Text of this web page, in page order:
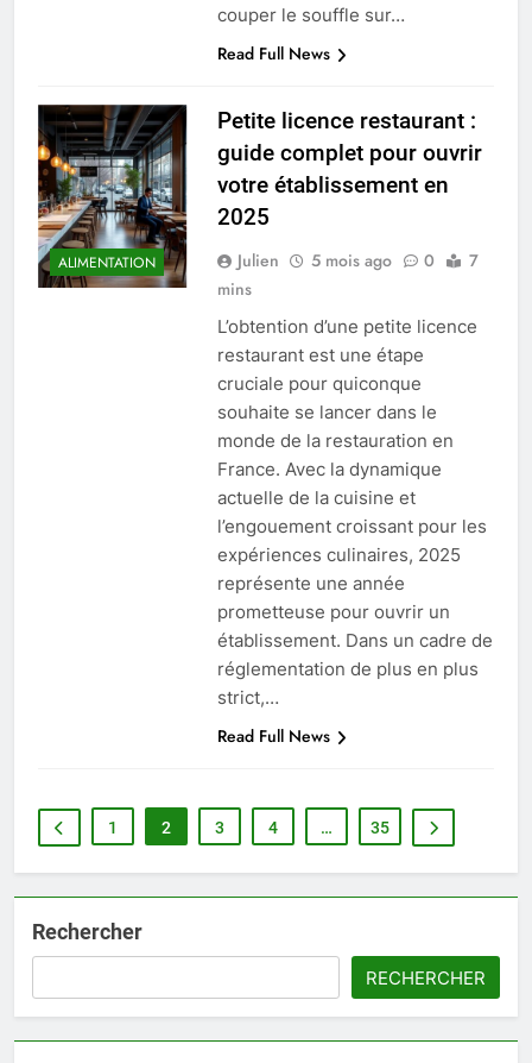
couper le souffle sur…
Read Full News
ALIMENTATION
Petite licence restaurant :
guide complet pour ouvrir
votre établissement en
2025
Julien 5 mois ago 0
7
mins
L’obtention d’une petite licence
restaurant est une étape
cruciale pour quiconque
souhaite se lancer dans le
monde de la restauration en
France. Avec la dynamique
actuelle de la cuisine et
l’engouement croissant pour les
expériences culinaires, 2025
représente une année
prometteuse pour ouvrir un
établissement. Dans un cadre de
réglementation de plus en plus
strict,…
Read Full News
1 2 3 4 … 35
Rechercher
RECHERCHER